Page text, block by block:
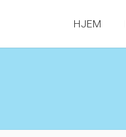
HJEM